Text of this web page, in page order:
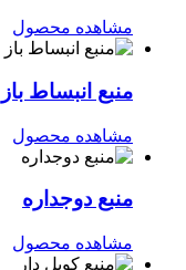
مشاهده محصول
منبع انبساط باز
مشاهده محصول
منبع دوجداره
مشاهده محصول